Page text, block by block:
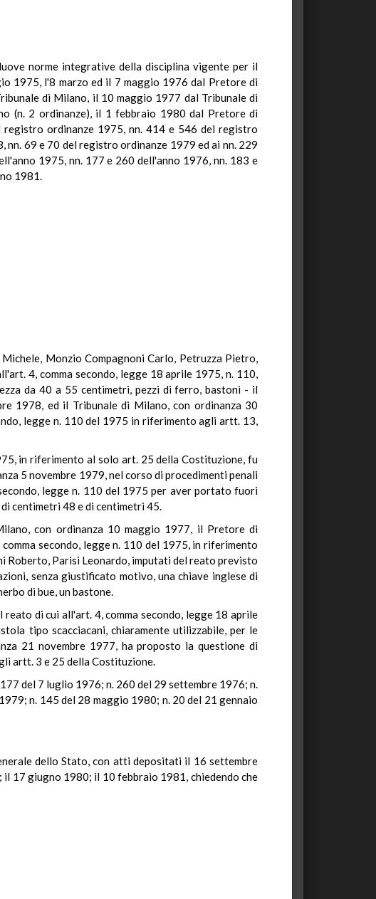
norme integrative della disciplina vigente per il
1975, l'8 marzo ed il 7 maggio 1976 dal Pretore di
di Milano, il 10 maggio 1977 dal Tribunale di
(n. 2 ordinanze), il 1 febbraio 1980 dal Pretore di
ordinanze 1975, nn. 414 e 546 del registro
69 e 70 del registro ordinanze 1979 ed ai nn. 229
1975, nn. 177 e 260 dell'anno 1976, nn. 183 e
1981.
Monzio Compagnoni Carlo, Petruzza Pietro,
4, comma secondo, legge 18 aprile 1975, n. 110,
da 40 a 55 centimetri, pezzi di ferro, bastoni - il
1978, ed il Tribunale di Milano, con ordinanza 30
legge n. 110 del 1975 in riferimento agli artt. 13,
in riferimento al solo art. 25 della Costituzione, fu
5 novembre 1979, nel corso di procedimenti penali
legge n. 110 del 1975 per aver portato fuori
centimetri 48 e di centimetri 45.
con ordinanza 10 maggio 1977, il Pretore di
secondo, legge n. 110 del 1975, in riferimento
Roberto, Parisi Leonardo, imputati del reato previsto
senza giustificato motivo, una chiave inglese di
di bue, un bastone.
di cui all'art. 4, comma secondo, legge 18 aprile
tipo scacciacani, chiaramente utilizzabile, per le
21 novembre 1977, ha proposto la questione di
artt. 3 e 25 della Costituzione.
del 7 luglio 1976; n. 260 del 29 settembre 1976; n.
n. 145 del 28 maggio 1980; n. 20 del 21 gennaio
dello Stato, con atti depositati il 16 settembre
17 giugno 1980; il 10 febbraio 1981, chiedendo che